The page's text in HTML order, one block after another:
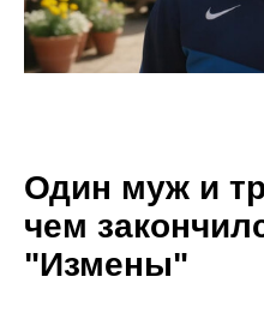
Один муж и
чем
"Измены"